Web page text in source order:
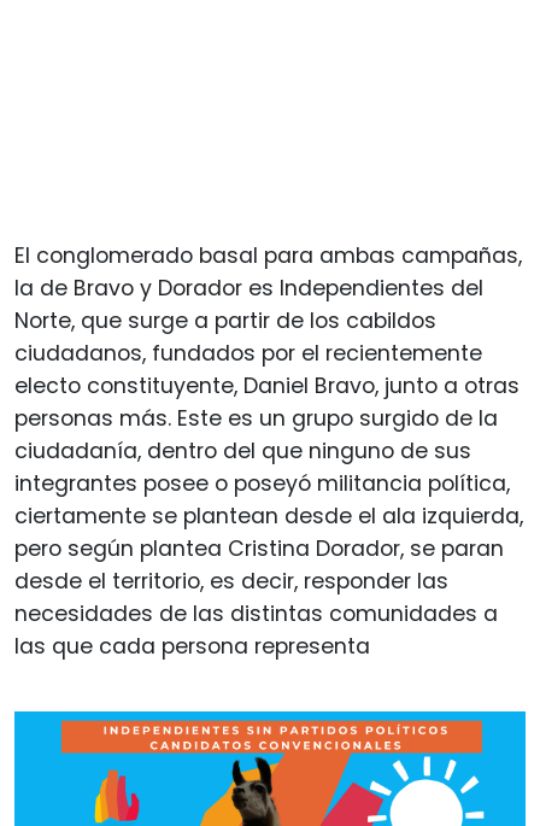
El conglomerado basal para ambas campañas,
la de Bravo y Dorador es Independientes del
Norte, que surge a partir de los cabildos
ciudadanos, fundados por el recientemente
electo constituyente, Daniel Bravo, junto a otras
personas más. Este es un grupo surgido de la
ciudadanía, dentro del que ninguno de sus
integrantes posee o poseyó militancia política,
ciertamente se plantean desde el ala izquierda,
pero según plantea Cristina Dorador, se paran
desde el territorio, es decir, responder las
necesidades de las distintas comunidades a
las que cada persona representa